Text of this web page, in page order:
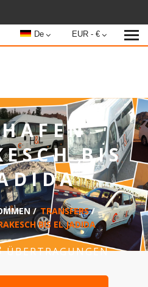
De EUR - €
BIS
/ TRANSFERS/
BIS EL JADIDA
ÜBERTRAGUNGEN